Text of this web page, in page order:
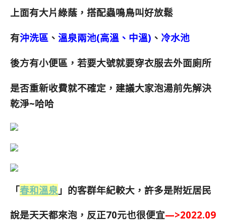
上面有大片綠蔭，搭配蟲鳴鳥叫好放鬆
有沖洗區 、 溫泉兩池(高溫、中溫) 、 冷水池
後方有小便區，若要大號就要穿衣服去外面廁所
是否重新收費就不確定，建議大家泡湯前先解決
乾淨~哈哈
「春和溫泉 」的客群年紀較大，許多是附近居民
說是天天都來泡，反正70元也很便宜—>2022.09